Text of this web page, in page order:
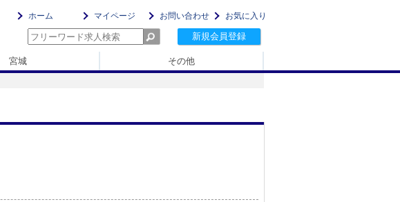
ホーム マイページ お問い合わせ お気に入り
新規会員登録
宮城 その他